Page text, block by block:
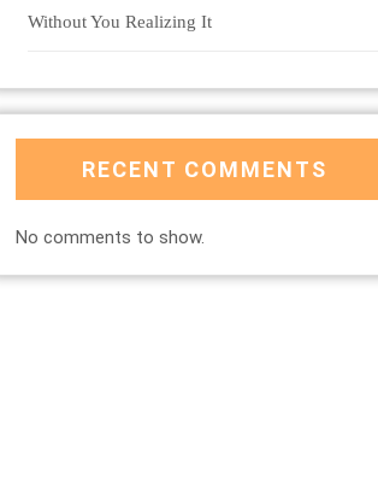
Without You Realizing It
RECENT COMMENTS
No comments to show.